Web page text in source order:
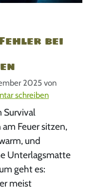
bei
2025von
schreiben
Survival
Feuer sitzen,
und
Unterlagsmatte
geht es:
meist